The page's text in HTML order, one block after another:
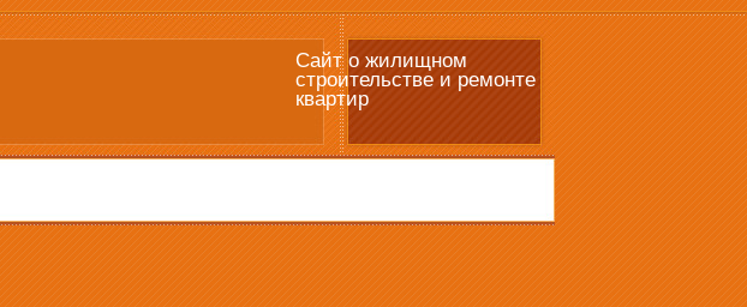
Сайт о жилищном
строительстве и ремонте
квартир